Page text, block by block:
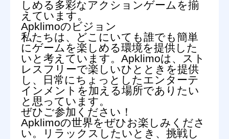
しめる多彩なアクションゲームを揃
えています。
Apklimoのビジョン
私たちは、どこにいても誰でも簡単
にゲームを楽しめる環境を提供した
いと考えています。Apklimoは、スト
レスフリーで楽しいひとときを提供
し、日常にちょっとしたエンターテ
インメントを加える場所でありたい
と思っています。
ぜひご参加ください！
Apklimoの世界をぜひお楽しみくださ
い。リラックスしたいとき、挑戦し